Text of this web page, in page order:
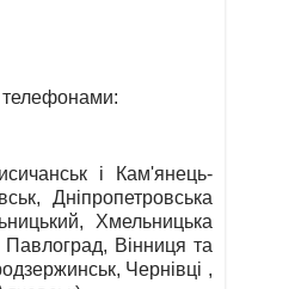
телефонами:
і Кам'янець-
Дніпропетровська
Хмельницька
Павлоград, Вінниця та
Чернівці ,